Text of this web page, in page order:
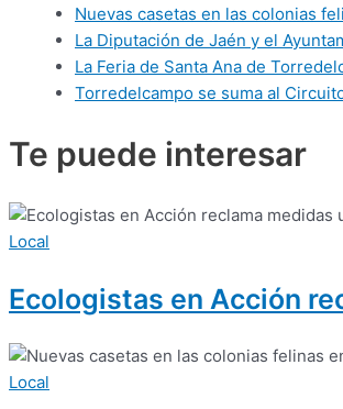
Nuevas casetas en las colonias
La Diputación de Jaén y el
La Feria de Santa Ana de
Torredelcampo se suma al
Te puede interesar
Local
Ecologistas en Acción
Local